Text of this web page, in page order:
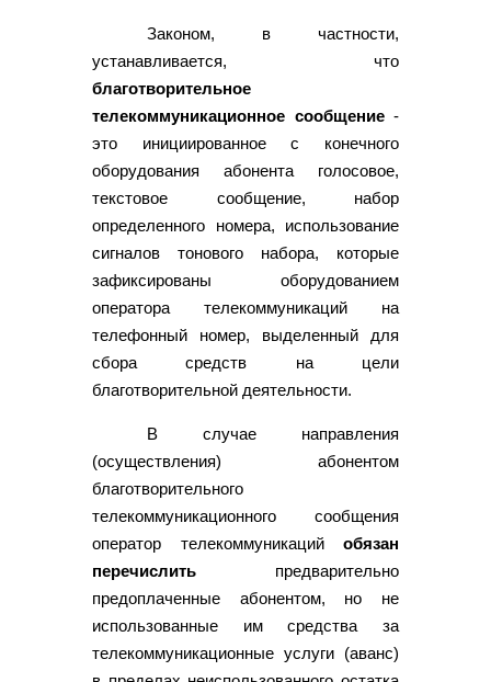
Законом, в частности,
устанавливается, что
благотворительное
телекоммуникационное сообщение-
это инициированное с конечного
оборудования абонента голосовое,
текстовое сообщение, набор
определенного номера, использование
сигналов тонового набора, которые
зафиксированы оборудованием
оператора телекоммуникаций на
телефонный номер, выделенный для
сбора средств на цели
благотворительной деятельности.
В случае направления
(осуществления) абонентом
благотворительного
телекоммуникационного сообщения
оператор телекоммуникаций обязан
перечислить предварительно
предоплаченные абонентом, но не
использованные им средства за
телекоммуникационные услуги (аванс)